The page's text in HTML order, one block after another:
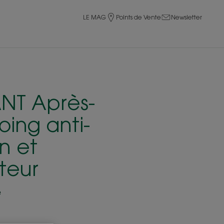
LE MAG Points de Vente Newsletter
Après-
anti-
et